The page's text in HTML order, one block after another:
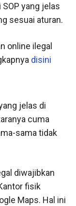
yang jelas
sesuai aturan.
online ilegal
disini
jelas di
cuma
sama tidak
diwajibkan
fisik
Maps. Hal ini